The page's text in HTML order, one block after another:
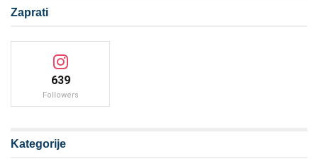
Zaprati
639
Followers
Kategorije